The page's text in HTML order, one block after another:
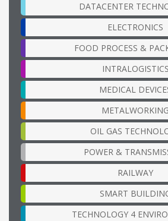
DATACENTER
ELECTRONICS
FOOD PROCESS &
INTRALOGISTICS
MEDICAL
METALWORKING
OIL GAS
POWER &
RAILWAY
SMART
TECHNOLOGY 4